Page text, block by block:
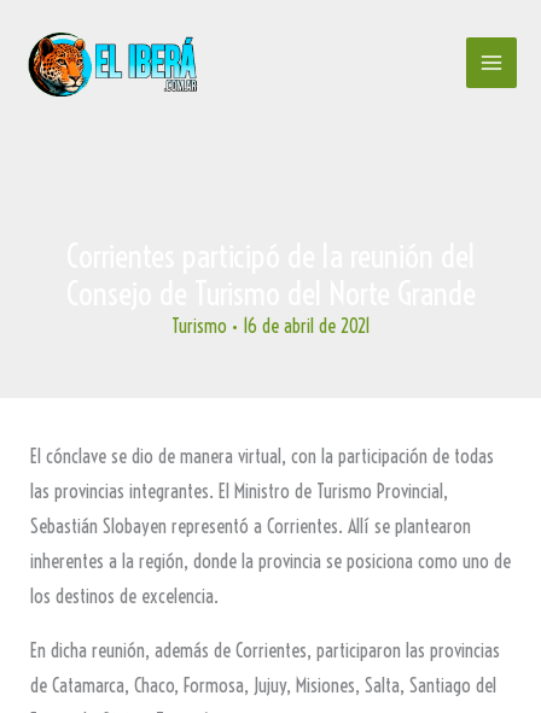
contenido
Turismo• 16 de abril de 2021
El cónclave se dio de manera virtual, con la participación de todas
las provincias integrantes. El Ministro de Turismo Provincial,
Sebastián Slobayen representó a Corrientes. Allí se plantearon
inherentes a la región, donde la provincia se posiciona como uno de
los destinos de excelencia.
En dicha reunión, además de Corrientes, participaron las provincias
de Catamarca, Chaco, Formosa, Jujuy, Misiones, Salta, Santiago del